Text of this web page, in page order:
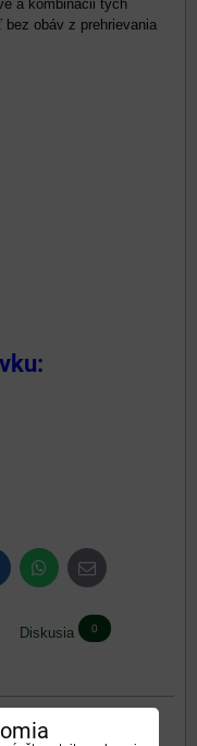
a kombinácii tých
obáv z prehrievania
WhatsApp
E-
mail
Diskusia 0